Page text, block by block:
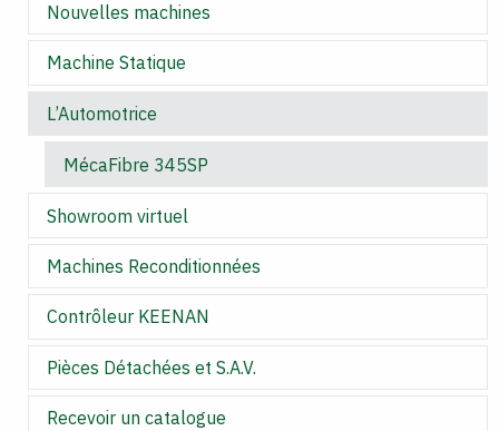
Nouvelles machines
Machine Statique
L’Automotrice
MécaFibre 345SP
Showroom virtuel
Machines Reconditionnées
Contrôleur KEENAN
Pièces Détachées et S.A.V.
Recevoir un catalogue